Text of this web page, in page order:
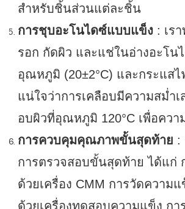
สำหรับชิ้นส่วนแต่ละชิ้น
การชุบอะโนไดซ์แบบแข็ง : เร
รอก กัดผิว และแช่ในอ่างอะโน
อุณหภูมิ (20±2°C) และกระแสไ
แน่ใจว่าการเคลือบมีความสม่ำ
อบผิวที่อุณหภูมิ 120°C เพื่อคว
การควบคุมคุณภาพขั้นสุดท้าย :
การตรวจสอบขั้นสุดท้าย ได้แก่
ด้วยเครื่อง CMM การวัดความ
ด้วยเครื่องทดสอบความแข็ง กา